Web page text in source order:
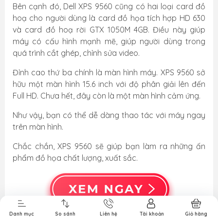
Phụ Kiện
PC
Bàn Phím,
Chuột, Loa, Tai
Thiết Bị Điện
Tử
Bên cạnh đó, Dell XPS 9560 cũng có hai loại card đồ
hoạ cho người dùng là card đồ họa tích hợp HD 630
và card đồ hoạ rời GTX 1050M 4GB. Điều này giúp
máy có cấu hình mạnh mẽ, giúp người dùng trong
quá trình cắt ghép, chỉnh sửa video.
Đỉnh cao thứ ba chính là màn hình máy. XPS 9560 sở
hữu một màn hình 15.6 inch với độ phân giải lên đến
Full HD. Chưa hết, đây còn là một màn hình cảm ứng.
Như vậy, bạn có thể dễ dàng thao tác với máy ngay
trên màn hình.
Chắc chắn, XPS 9560 sẽ giúp bạn làm ra những ấn
phẩm đồ họa chất lượng, xuất sắc.
Danh mục So sánh Liên hệ Tài khoản Giỏ hàng